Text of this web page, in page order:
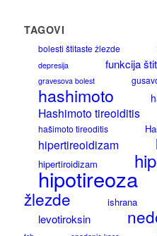
TAGOVI
bolesti štitaste žlezde
depresija funkcija
gravesova bolest
hashimoto
Hashimoto tireoiditis
hašimoto tireoditis
hipertireoidizam
hipertiroidizam
hipotireoza
žlezde
ishrana
levotiroksin